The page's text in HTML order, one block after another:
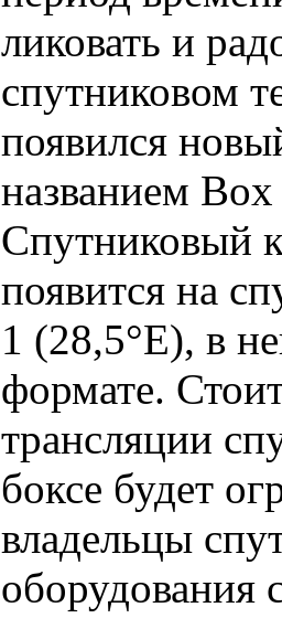
ликовать и
спутниковом
появился
названием
Спутниковый
появится на
1 (28,5°E), в
формате.
трансляции
боксе будет
владельцы
оборудования